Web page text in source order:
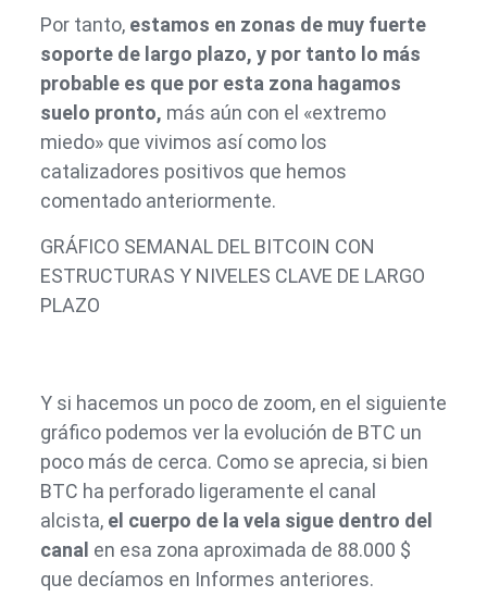
Por tanto, estamos en zonas de muy fuerte
soporte de largo plazo, y por tanto lo más
probable es que por esta zona hagamos
suelo pronto, más aún con el «extremo
miedo» que vivimos así como los
catalizadores positivos que hemos
comentado anteriormente.
GRÁFICO SEMANAL DEL BITCOIN CON
ESTRUCTURAS Y NIVELES CLAVE DE LARGO
PLAZO
Y si hacemos un poco de zoom, en el siguiente
gráfico podemos ver la evolución de BTC un
poco más de cerca. Como se aprecia, si bien
BTC ha perforado ligeramente el canal
alcista, el cuerpo de la vela sigue dentro del
canal en esa zona aproximada de 88.000 $
que decíamos en Informes anteriores.